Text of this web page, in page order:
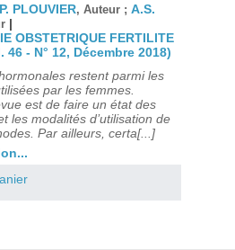
P. PLOUVIER, Auteur ; A.S.
|
OBSTETRIQUE FERTILITE
46 - N° 12, Décembre 2018)
restent parmi les
par les femmes.
est de faire un état des
les modalités d’utilisation de
Par ailleurs, certa[...]